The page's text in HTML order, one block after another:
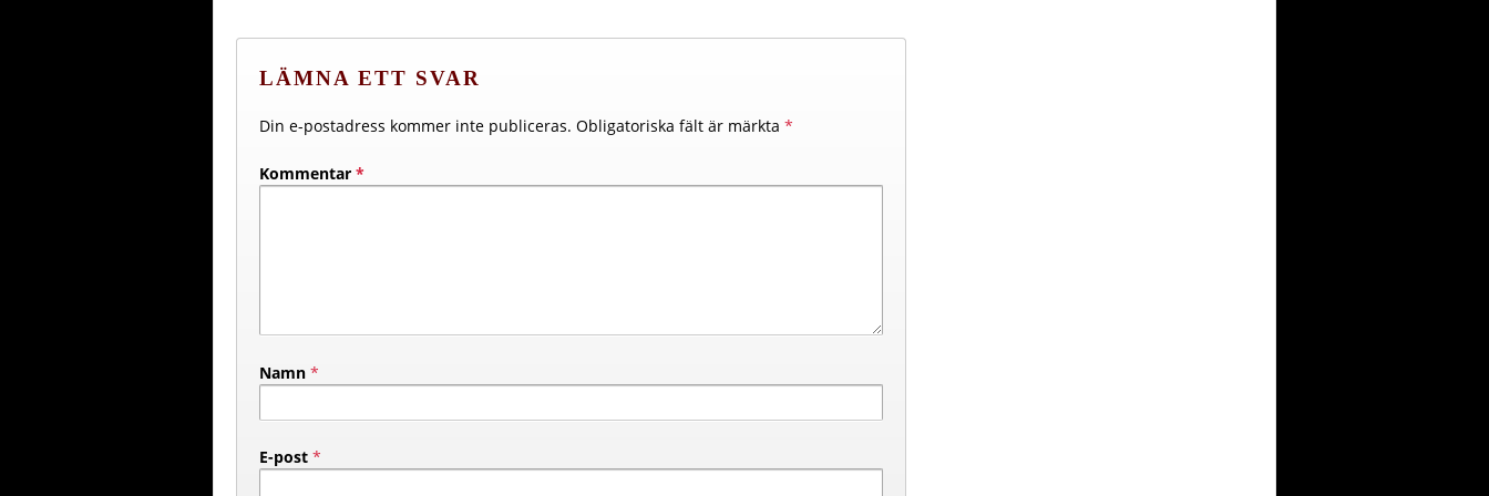
LÄMNA ETT SVAR
Din e-postadress kommer inte publiceras. Obligatoriska fält är märkta *
Kommentar *
Namn *
E-post *